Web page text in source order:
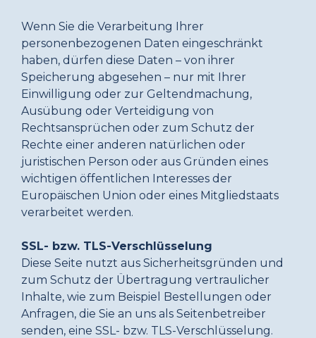
Wenn Sie die Verarbeitung Ihrer
personenbezogenen Daten eingeschränkt
haben, dürfen diese Daten – von ihrer
Speicherung abgesehen – nur mit Ihrer
Einwilligung oder zur Geltendmachung,
Ausübung oder Verteidigung von
Rechtsansprüchen oder zum Schutz der
Rechte einer anderen natürlichen oder
juristischen Person oder aus Gründen eines
wichtigen öffentlichen Interesses der
Europäischen Union oder eines Mitgliedstaats
verarbeitet werden.
SSL- bzw. TLS-Verschlüsselung
Diese Seite nutzt aus Sicherheitsgründen und
zum Schutz der Übertragung vertraulicher
Inhalte, wie zum Beispiel Bestellungen oder
Anfragen, die Sie an uns als Seitenbetreiber
senden, eine SSL- bzw. TLS-Verschlüsselung.